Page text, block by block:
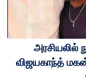
அரசியலில்
விஜயகாந்த்